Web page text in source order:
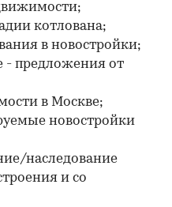
котлована;
в новостройки;
- предложения от
в Москве;
новостройки
наследование
и со